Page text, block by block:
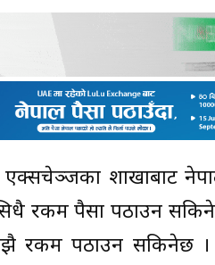
शाखाबाट
रकम पैसा पठाउन
रकम पठाउन सकिनेछ